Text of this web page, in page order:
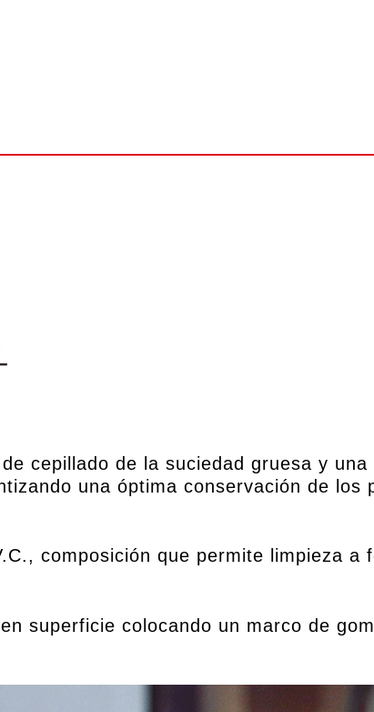
cepillado de la suciedad gruesa y una
una óptima conservación de los
composición que permite limpieza a
superficie colocando un marco de